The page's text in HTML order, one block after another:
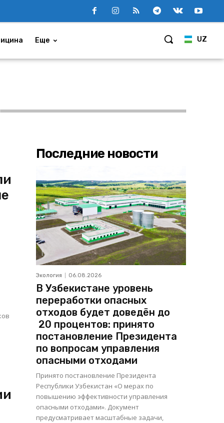
UZ
Еще
Последние новости
Экология 06.08.2026
В Узбекистане уровень
переработки опасных
отходов будет доведён до
20 процентов: принято
постановление Президента
по вопросам управления
опасными отходами
Принято постановление Президента
Республики Узбекистан «О мерах по
повышению эффективности управления
опасными отходами». Документ
предусматривает масштабные задачи,